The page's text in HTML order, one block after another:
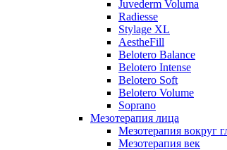
Juvederm Voluma
Radiesse
Stylage XL
AestheFill
Belotero Balance
Belotero Intense
Belotero Soft
Belotero Volume
Soprano
Мезотерапия лица
Мезотерапия вокруг
Мезотерапия век